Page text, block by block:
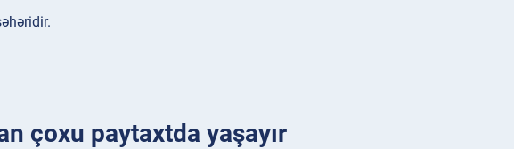
çoxu paytaxtda yaşayır